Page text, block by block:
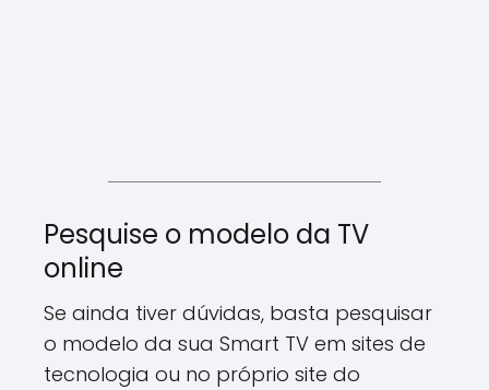
Pesquise o modelo da TV
online
Se ainda tiver dúvidas, basta pesquisar
o modelo da sua Smart TV em sites de
tecnologia ou no próprio site do